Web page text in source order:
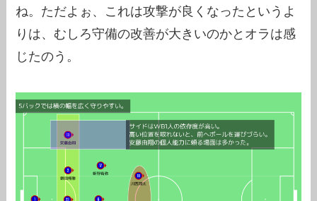
ね。ただよぉ、これは攻撃が良くなったというよ
りは、むしろ守備の改善が大きいのかとオラは感
じたのう。